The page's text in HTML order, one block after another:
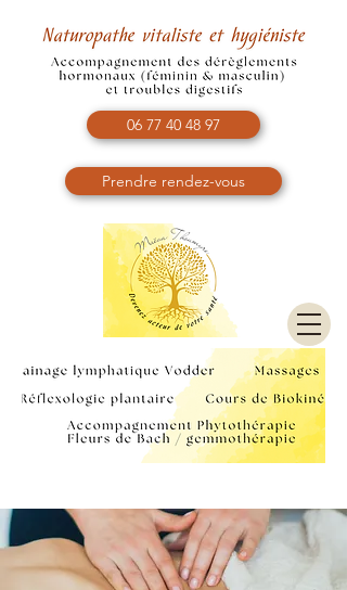
06 77 40 48 97
Prendre rendez-vous